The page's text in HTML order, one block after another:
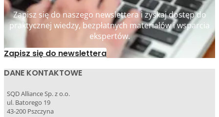
Zapisz się do naszego newslettera i zyskaj dostęp do
praktycznej wiedzy, bezpłatnych materiałów i wsparcia
ekspertów.
Zapisz się do newslettera
DANE KONTAKTOWE
SQD Alliance Sp. z o.o.
ul. Batorego 19
43-200 Pszczyna